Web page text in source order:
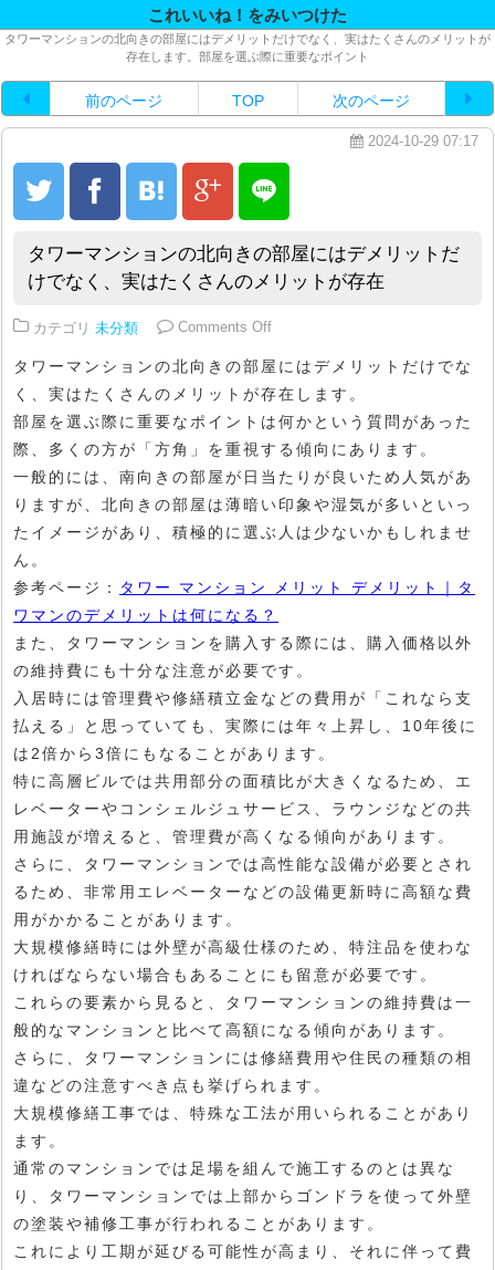
これいいね！をみいつけた
タワーマンションの北向きの部屋にはデメリットだけでなく、実はたくさんのメリットが
存在します。部屋を選ぶ際に重要なポイント
前のページ TOP 次のページ
2024-10-29 07:17
タワーマンションの北向きの部屋にはデメリットだ
けでなく、実はたくさんのメリットが存在
カテゴリ 未分類 Comments Offon タワーマンションの北向きの
タワーマンションの北向きの部屋にはデメリットだけでな
く、実はたくさんのメリットが存在します。
部屋を選ぶ際に重要なポイントは何かという質問があった
際、多くの方が「方角」を重視する傾向にあります。
一般的には、南向きの部屋が日当たりが良いため人気があ
りますが、北向きの部屋は薄暗い印象や湿気が多いといっ
たイメージがあり、積極的に選ぶ人は少ないかもしれませ
ん。
参考ページ：
タワー マンション メリット デメリット｜タ
ワマンのデメリットは何になる？
また、タワーマンションを購入する際には、購入価格以外
の維持費にも十分な注意が必要です。
入居時には管理費や修繕積立金などの費用が「これなら支
払える」と思っていても、実際には年々上昇し、10年後に
は2倍から3倍にもなることがあります。
特に高層ビルでは共用部分の面積比が大きくなるため、エ
レベーターやコンシェルジュサービス、ラウンジなどの共
用施設が増えると、管理費が高くなる傾向があります。
さらに、タワーマンションでは高性能な設備が必要とされ
るため、非常用エレベーターなどの設備更新時に高額な費
用がかかることがあります。
大規模修繕時には外壁が高級仕様のため、特注品を使わな
ければならない場合もあることにも留意が必要です。
これらの要素から見ると、タワーマンションの維持費は一
般的なマンションと比べて高額になる傾向があります。
さらに、タワーマンションには修繕費用や住民の種類の相
違などの注意すべき点も挙げられます。
大規模修繕工事では、特殊な工法が用いられることがあり
ます。
通常のマンションでは足場を組んで施工するのとは異な
り、タワーマンションでは上部からゴンドラを使って外壁
の塗装や補修工事が行われることがあります。
これにより工期が延びる可能性が高まり、それに伴って費